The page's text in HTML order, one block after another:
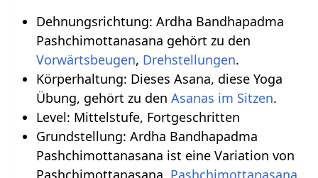
Dehnungsrichtung: Ardha Bandhapadma
Pashchimottanasana gehört zu den
Vorwärtsbeugen, Drehstellungen.
Körperhaltung: Dieses Asana, diese Yoga
Übung, gehört zu den Asanas im Sitzen.
Level: Mittelstufe, Fortgeschritten
Grundstellung: Ardha Bandhapadma
Pashchimottanasana ist eine Variation von
Pashchimottanasana, Pashchimottanasana